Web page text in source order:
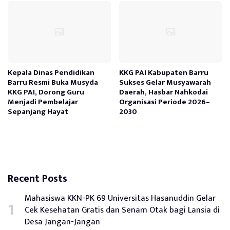
Kepala Dinas Pendidikan
Barru Resmi Buka Musyda
KKG PAI, Dorong Guru
Menjadi Pembelajar
Sepanjang Hayat
KKG PAI Kabupaten Barru
Sukses Gelar Musyawarah
Daerah, Hasbar Nahkodai
Organisasi Periode 2026–
2030
Recent Posts
Mahasiswa KKN-PK 69 Universitas Hasanuddin Gelar
Cek Kesehatan Gratis dan Senam Otak bagi Lansia di
Desa Jangan-Jangan